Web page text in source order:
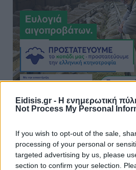
Eidisis.gr - Η ενημερωτική
Not Process My Personal
If you wish to opt-out of the sale,
processing of your personal or
targeted advertising by us, please
section to confirm your selection.